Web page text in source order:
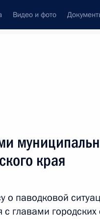
Видео и фото
материалы
края
о паводковой
главами городских